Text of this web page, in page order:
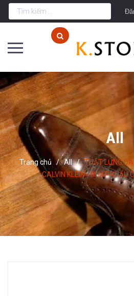
All
Trang chủ / All / THẮT LƯNG
CALVIN KLEIN - NHẬP KHẨU